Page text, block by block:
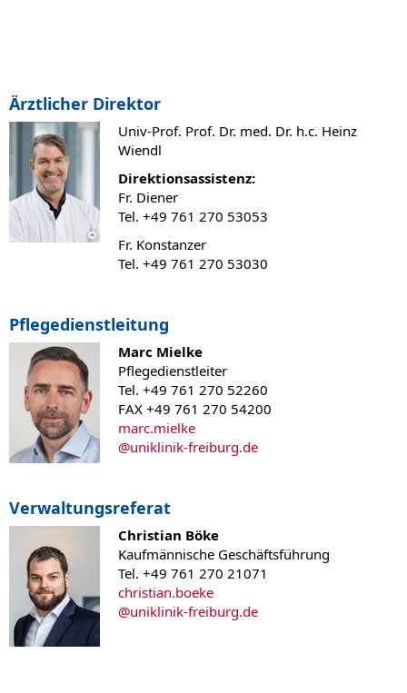
Ärztlicher Direktor
Univ-Prof. Prof. Dr. med. Dr. h.c. Heinz
Wiendl
Direktionsassistenz:
Fr. Diener
Tel. +49 761 270 53053
Fr. Konstanzer
Tel. +49 761 270 53030
Pflegedienstleitung
Marc Mielke
Pflegedienstleiter
Tel. +49 761 270 52260
FAX +49 761 270 54200
marc.mielke
@uniklinik-freiburg.de
Verwaltungsreferat
Christian Böke
Kaufmännische Geschäftsführung
Tel. +49 761 270 21071
christian.boeke
@uniklinik-freiburg.de